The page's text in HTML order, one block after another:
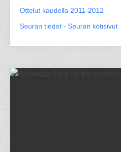
Ottelut kaudella 2011-2012
Seuran tiedot - Seuran kotisivut